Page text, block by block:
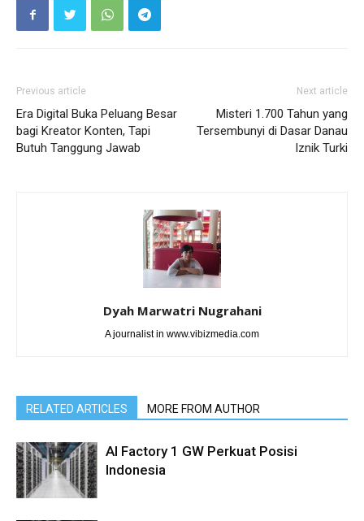
Previous article
Era Digital Buka Peluang Besar
bagi Kreator Konten, Tapi
Butuh Tanggung Jawab
Next article
Misteri 1.700 Tahun yang
Tersembunyi di Dasar Danau
Iznik Turki
Dyah Marwatri Nugrahani
A journalist in www.vibizmedia.com
RELATED ARTICLES MORE FROM AUTHOR
AI Factory 1 GW Perkuat Posisi
Indonesia